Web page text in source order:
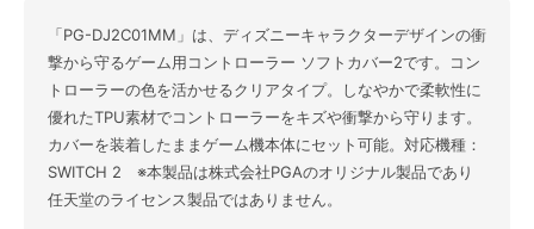
「PG-DJ2C01MM」は、ディズニーキャラクターデザインの衝
撃から守るゲーム用コントローラー ソフトカバー2です。コン
トローラーの色を活かせるクリアタイプ。しなやかで柔軟性に
優れたTPU素材でコントローラーをキズや衝撃から守ります。
カバーを装着したままゲーム機本体にセット可能。対応機種：
SWITCH 2 ※本製品は株式会社PGAのオリジナル製品であり
任天堂のライセンス製品ではありません。